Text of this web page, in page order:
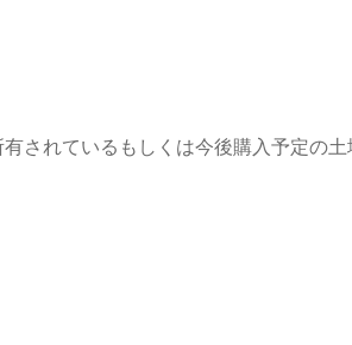
されているもしくは今後購入予定の